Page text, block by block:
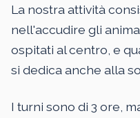
La nostra attività
nell'accudire gli
ospitati al centro, e
si dedica anche alla
I turni sono di 3 ore,